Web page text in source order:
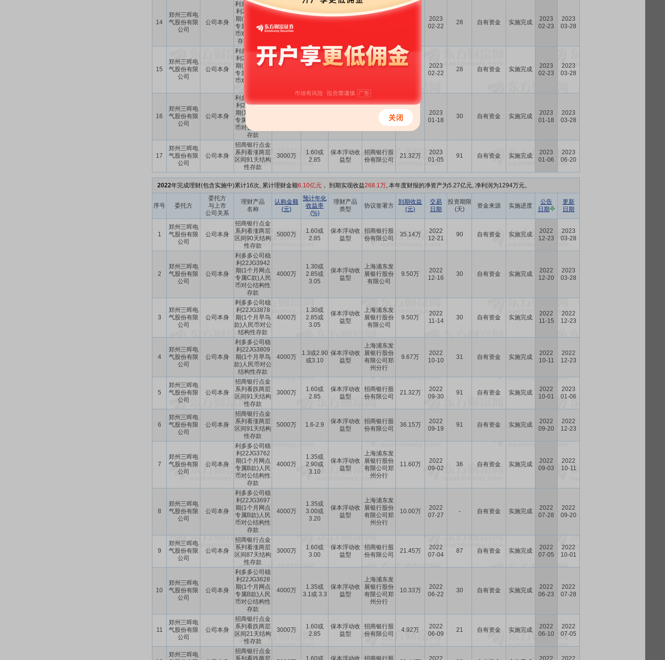
14
郑州三晖电
气股份有限
公司
公司本身
利多多公司稳
利23JG3072
期(1个月网点
专属B款)人民
币对公结构性
存款(4,000)
1.30或
保本浮动收
上海浦东发
2023
02-22
28 自有资金 实施完成
2023
02-23
2023
03-28
15
郑州三晖电
气股份有限
公司
公司本身
利多多公司稳
利23JG3072
期(1个月网点
专属B款)人民
币对公结构性
1.30或
保本浮动收
上海浦东发
2023
02-22
28 自有资金 实施完成
2023
02-23
2023
03-28
16
郑州三晖电
气股份有限
公司
公司本身
利多多公司稳
利23JG3017
期(1个月网点
专属B款)人民
币对公结构性
存款
上海浦东发
展银行股份
有限公司
9.17万
2023
01-18
30 自有资金 实施完成
2023
01-18
2023
03-28
17
郑州三晖电
气股份有限
公司
公司本身
招商银行点金
系列看涨两层
区间91天结构
性存款
3000万
1.60或
2.85
保本浮动收
益型
招商银行股
份有限公司
21.32万
2023
01-05
91 自有资金 实施完成
2023
01-06
2023
06-20
2022年完成理财(包含实施中)累计16次, 累计理财金额6.10亿元 ， 到期实现收益268.1万, 本年度财报的净资产为5.27亿元, 净利润为1294万元。
序号 委托方
委托方
与上市
公司关系
理财产品
名称
认购金额
(元)
预计年化
收益率
(%)
理财产品
类型
协议签署方
到期收益
(元)
交易
日期
投资期限
(天)
资金来源 实施进度
公告
日期
更新
日期
1
郑州三晖电
气股份有限
公司
公司本身
招商银行点金
系列看涨两层
区间90天结构
性存款
5000万
1.60或
2.85
保本浮动收
益型
招商银行股
份有限公司
35.14万
2022
12-21
90 自有资金 实施完成
2022
12-23
2023
03-28
2
郑州三晖电
气股份有限
公司
公司本身
利多多公司稳
利22JG3942
期(1个月网点
专属C款)人民
币对公结构性
存款
4000万
1.30或
2.85或
3.05
保本浮动收
益型
上海浦东发
展银行股份
有限公司
9.50万
2022
12-16
30 自有资金 实施完成
2022
12-20
2023
03-28
3
郑州三晖电
气股份有限
公司
公司本身
利多多公司稳
利22JG3878
期(1个月早鸟
款)人民币对公
结构性存款
4000万
1.30或
2.85或
3.05
保本浮动收
益型
上海浦东发
展银行股份
有限公司
9.50万
2022
11-14
30 自有资金 实施完成
2022
11-15
2022
12-23
4
郑州三晖电
气股份有限
公司
公司本身
利多多公司稳
利22JG3809
期(1个月早鸟
款)人民币对公
结构性存款
4000万
1.3或2.90
或3.10
保本浮动收
益型
上海浦东发
展银行股份
有限公司郑
州分行
9.67万
2022
10-10
31 自有资金 实施完成
2022
10-11
2022
12-23
5
郑州三晖电
气股份有限
公司
公司本身
招商银行点金
系列看跌两层
区间91天结构
性存款
3000万
1.60或
2.85
保本浮动收
益型
招商银行股
份有限公司
21.32万
2022
09-30
91 自有资金 实施完成
2022
10-01
2023
01-06
6
郑州三晖电
气股份有限
公司
公司本身
招商银行点金
系列看涨两层
区间91天结构
性存款
5000万 1.6-2.9
保本浮动收
益型
招商银行股
份有限公司
36.15万
2022
09-19
91 自有资金 实施完成
2022
09-20
2022
12-23
7
郑州三晖电
气股份有限
公司
公司本身
利多多公司稳
利22JG3762
期(1个月网点
专属B款)人民
币对公结构性
存款
4000万
1.35或
2.90或
3.10
保本浮动收
益型
上海浦东发
展银行股份
有限公司郑
州分行
11.60万
2022
09-02
36 自有资金 实施完成
2022
09-03
2022
10-11
8
郑州三晖电
气股份有限
公司
公司本身
利多多公司稳
利22JG3697
期(1个月网点
专属B款)人民
币对公结构性
存款
4000万
1.35或
3.00或
3.20
保本浮动收
益型
上海浦东发
展银行股份
有限公司郑
州分行
10.00万
2022
07-27
- 自有资金 实施完成
2022
07-28
2022
09-20
9
郑州三晖电
气股份有限
公司
公司本身
招商银行点金
系列看涨两层
区间87天结构
性存款
3000万
1.60或
3.00
保本浮动收
益型
招商银行股
份有限公司
21.45万
2022
07-04
87 自有资金 实施完成
2022
07-05
2022
10-01
10
郑州三晖电
气股份有限
公司
公司本身
利多多公司稳
利22JG3628
期(1个月网点
专属B款)人民
币对公结构性
存款
4000万
1.35或
3.1或 3.3
保本浮动收
益型
上海浦东发
展银行股份
有限公司郑
州分行
10.33万
2022
06-22
30 自有资金 实施完成
2022
06-23
2022
07-28
11
郑州三晖电
气股份有限
公司
公司本身
招商银行点金
系列看跌两层
区间21天结构
性存款
3000万
1.60或
2.85
保本浮动收
益型
招商银行股
份有限公司
4.92万
2022
06-09
21 自有资金 实施完成
2022
06-10
2022
07-05
郑州三晖电
招商银行点金
系列看跌两层
1.60或 保本浮动收 招商银行股 2022 2022 2022